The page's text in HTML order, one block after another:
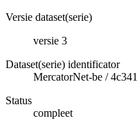
Versie dataset(serie)
versie 3
Dataset(serie) identificator
MercatorNet-be /
Status
compleet